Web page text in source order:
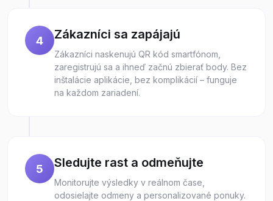
4 Zákazníci sa zapájajú
Zákazníci naskenujú QR kód smartfónom,
zaregistrujú sa a ihneď začnú zbierať body. Bez
inštalácie aplikácie, bez komplikácií – funguje
na každom zariadení.
5 Sledujte rast a odmeňujte
Monitorujte výsledky v reálnom čase,
odosielajte odmeny a personalizované ponuky.